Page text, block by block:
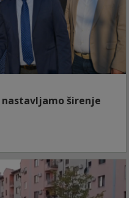
nastavljamo širenje